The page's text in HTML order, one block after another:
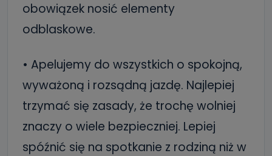
obowiązek nosić elementy
odblaskowe.
• Apelujemy do wszystkich o spokojną,
wyważoną i rozsądną jazdę. Najlepiej
trzymać się zasady, że trochę wolniej
znaczy o wiele bezpieczniej. Lepiej
spóźnić się na spotkanie z rodziną niż w